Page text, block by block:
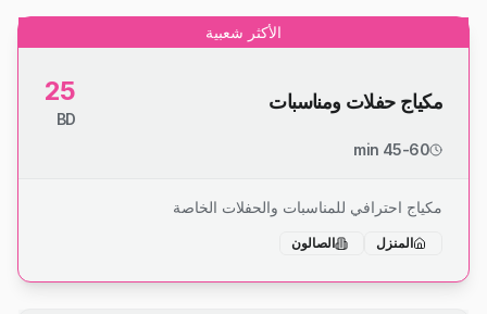
الأكثر شعبية
مكياج حفلات ومناسبات 25
BD
45-60 min
مكياج احترافي للمناسبات والحفلات الخاصة
المنزل الصالون